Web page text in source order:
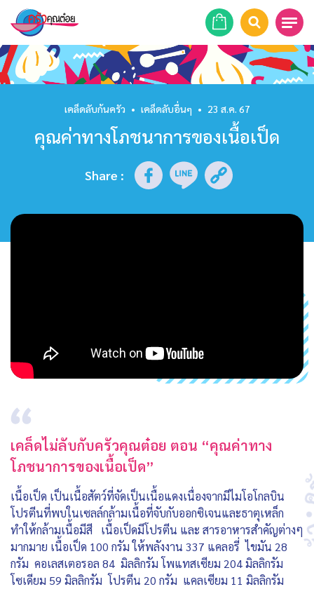
หน้าแรก
สูตรอาหาร
ร้านอาหาร
รายการย้อนหลัง
เคล็ดลับก้นครัว • เคล็ดลับอื่นๆ • 23 ส.ค. 67
คุณค่าทางโภชนาการของเนื้อเป็ด
Share :
เคล็ดไม่ลับกับครัวคุณต๋อย ตอน “คุณค่าทาง
โภชนาการของเนื้อเป็ด”
เนื้อเป็ด เป็นเนื้อสัตว์ที่จัดเป็นเนื้อแดงเนื่องจากมีไมโอโกลบิน
โปรตีนที่พบในเซลล์กล้ามเนื้อที่จับกับออกซิเจนและธาตุเหล็ก
ทำให้กล้ามเนื้อมีสี เนื้อเป็ดมีโปรตีน และ สารอาหารสำคัญต่างๆ
มากมาย เนื้อเป็ด 100 กรัม ให้พลังงาน 337 แคลอรี่ ไขมัน 28
กรัม คอเลสเตอรอล 84 มิลลิกรัม โพแทสเซียม 204 มิลลิกรัม
โซเดียม 59 มิลลิกรัม โปรตีน 20 กรัม แคลเซียม 11 มิลลิกรัม